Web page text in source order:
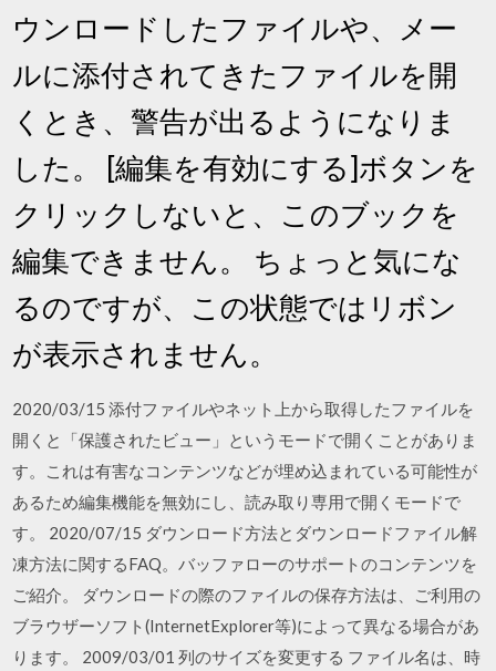
ウンロードしたファイルや、メー
ルに添付されてきたファイルを開
くとき、警告が出るようになりま
した。 [編集を有効にする]ボタンを
クリックしないと、このブックを
編集できません。 ちょっと気にな
るのですが、この状態ではリボン
が表示されません。
2020/03/15 添付ファイルやネット上から取得したファイルを
開くと「保護されたビュー」というモードで開くことがありま
す。これは有害なコンテンツなどが埋め込まれている可能性が
あるため編集機能を無効にし、読み取り専用で開くモードで
す。 2020/07/15 ダウンロード方法とダウンロードファイル解
凍方法に関するFAQ。バッファローのサポートのコンテンツを
ご紹介。 ダウンロードの際のファイルの保存方法は、ご利用の
ブラウザーソフト(InternetExplorer等)によって異なる場合があ
ります。 2009/03/01 列のサイズを変更する ファイル名は、時